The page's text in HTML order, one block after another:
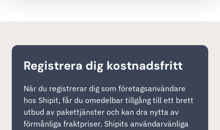
Registrera dig kostnadsfritt
När du registrerar dig som företagsanvändare
hos Shipit, får du omedelbar tillgång till ett brett
utbud av pakettjänster och kan dra nytta av
förmånliga fraktpriser. Shipits användarvänliga